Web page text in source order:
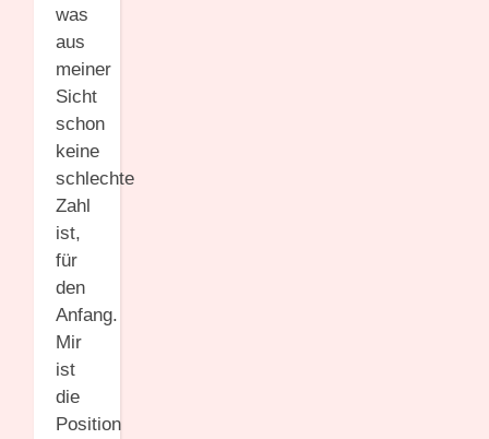
was
aus
meiner
Sicht
schon
keine
schlechte
Zahl
ist,
für
den
Anfang.
Mir
ist
die
Position